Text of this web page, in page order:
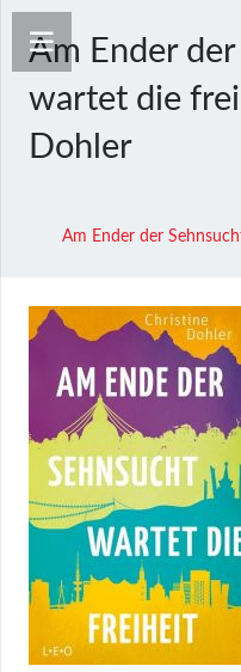
Am Ender
wartet die
Dohler
Am Ender der